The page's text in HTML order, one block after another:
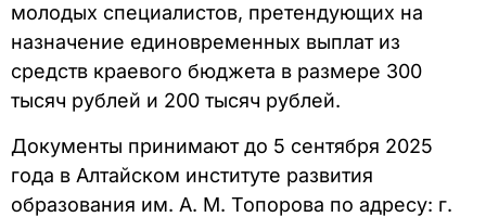
молодых специалистов, претендующих на
назначение единовременных выплат из
средств краевого бюджета в размере 300
тысяч рублей и 200 тысяч рублей.
Документы принимают до 5 сентября 2025
года в Алтайском институте развития
образования им. А. М. Топорова по адресу: г.